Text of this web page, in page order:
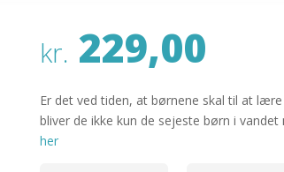
kr. 229,00
Er det ved tiden, at børnene skal til at
bliver de ikke kun de sejeste børn i
her